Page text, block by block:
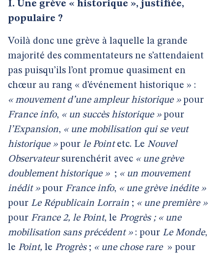
I. Une grève « historique », justifiée,
populaire ?
Voilà donc une grève à laquelle la grande
majorité des commentateurs ne s’attendaient
pas puisqu’ils l’ont promue quasiment en
chœur au rang « d’événement historique » :
« mouvement d’une ampleur historique »pour
France info, « un succès historique »pour
l’Expansion, « une mobilisation qui se veut
historique » pour le Pointetc. Le Nouvel
Observateursurenchérit avec « une grève
doublement historique » ; « un mouvement
inédit »pour France info, « une grève inédite »
pour Le Républicain Lorrain ; « une première »
pour France 2, le Point, le Progrès ; « une
mobilisation sans précédent »: pour Le Monde,
le Point, le Progrès; « une chose rare » pour